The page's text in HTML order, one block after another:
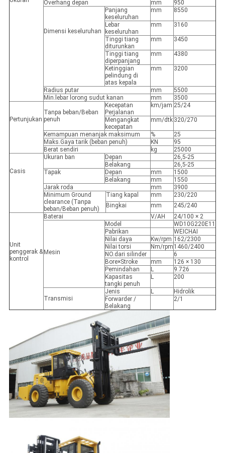
Overhang depan mm 950
Dimensi keseluruhan
Panjang
keseluruhan
mm 8550
Lebar
keseluruhan
mm 3160
Tinggi tiang
diturunkan
mm 3450
Tinggi tiang
diperpanjang
mm 4380
Ketinggian
pelindung di
atas kepala
mm 3200
Radius putar mm
5500
Min.lebar lorong sudut kanan
mm 3500
Pertunjukan
Tanpa beban/Beban
penuh
Kecepatan
Perjalanan
km/jam 25/24
Mengangkat
kecepatan
mm/dtk 320/270
Kemampuan menanjak maksimum %
25
Maks.Gaya tarik (beban penuh)
KN
95
Berat sendiri
kg 25000
Casis
Ukuran ban Depan
26,5-25
Belakang
26,5-25
Tapak
Depan mm
1500
Belakang
mm
1550
Jarak roda
mm
3900
Minimum Ground
clearance (Tanpa
beban/Beban penuh)
Tiang kapal mm
230/220
Bingkai
mm 245/240
Unit
penggerak &
kontrol
Baterai V/AH 24/100 × 2
Mesin
Model
WD10G220E11
Pabrikan
WEICHAI
Nilai daya
Kw/rpm 162/2300
Nilai torsi
Nm/rpm 1460/2400
NO.dari silinder
6
Bore×Stroke
mm
126 × 130
Pemindahan
L
9.726
Kapasitas
tangki penuh
L 200
Transmisi
Jenis L
Hidrolik
Forwarder /
Belakang
2/1